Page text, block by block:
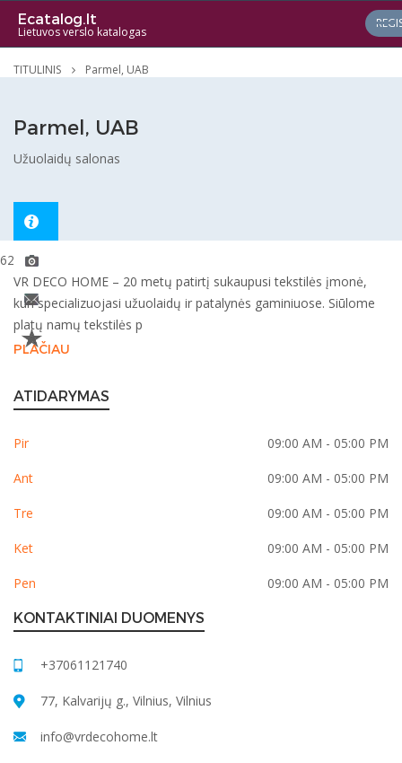
Ecatalog.lt
Lietuvos verslo katalogas
TITULINIS Parmel, UAB
Parmel, UAB
Užuolaidų salonas
6260
VR DECO HOME – 20 metų patirtį sukaupusi tekstilės įmonė,
kuri specializuojasi užuolaidų ir patalynės gaminiuose. Siūlome
platų namų tekstilės p
PLAČIAU
ATIDARYMAS
Pir 09:00 AM - 05:00 PM
Ant 09:00 AM - 05:00 PM
Tre 09:00 AM - 05:00 PM
Ket 09:00 AM - 05:00 PM
Pen 09:00 AM - 05:00 PM
KONTAKTINIAI DUOMENYS
+37061121740
77, Kalvarijų g., Vilnius, Vilnius
info@vrdecohome.lt